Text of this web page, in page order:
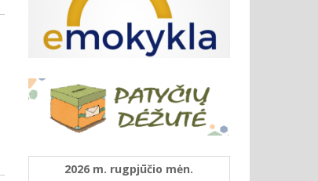
2026 m. rugpjūčio mėn.